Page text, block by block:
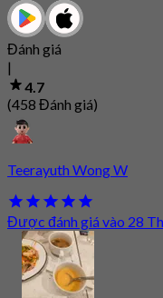
Đánh giá
|
4.7
(458 Đánh giá)
Teerayuth Wong W
Được đánh giá vào 28